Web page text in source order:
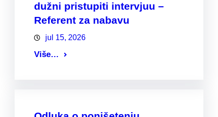
dužni pristupiti intervjuu –
Referent za nabavu
jul 15, 2026
Više…